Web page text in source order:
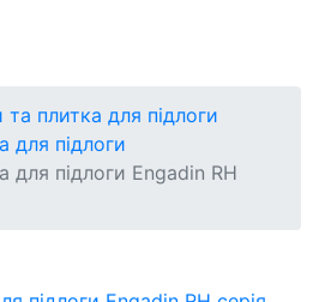
та плитка для підлоги
для підлоги
для підлоги Engadin RH